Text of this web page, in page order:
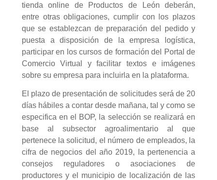
tienda online de Productos de León deberán,
entre otras obligaciones, cumplir con los plazos
que se establezcan de preparación del pedido y
puesta a disposición de la empresa logística,
participar en los cursos de formación del Portal de
Comercio Virtual y facilitar textos e imágenes
sobre su empresa para incluirla en la plataforma.
El plazo de presentación de solicitudes será de 20
días hábiles a contar desde mañana, tal y como se
especifica en el BOP, la selección se realizará en
base al subsector agroalimentario al que
pertenece la solicitud, el número de empleados, la
cifra de negocios del año 2019, la pertenencia a
consejos reguladores o asociaciones de
productores y el municipio de localización de las